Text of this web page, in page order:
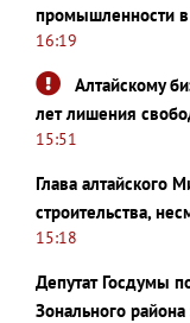
промышленности в
16:19
Алтайскому
лет лишения
15:51
Глава алтайского
строительства,
15:18
Депутат Госдумы
Зонального